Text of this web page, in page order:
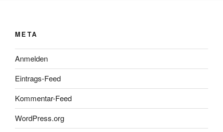
META
Anmelden
Eintrags-Feed
Kommentar-Feed
WordPress.org